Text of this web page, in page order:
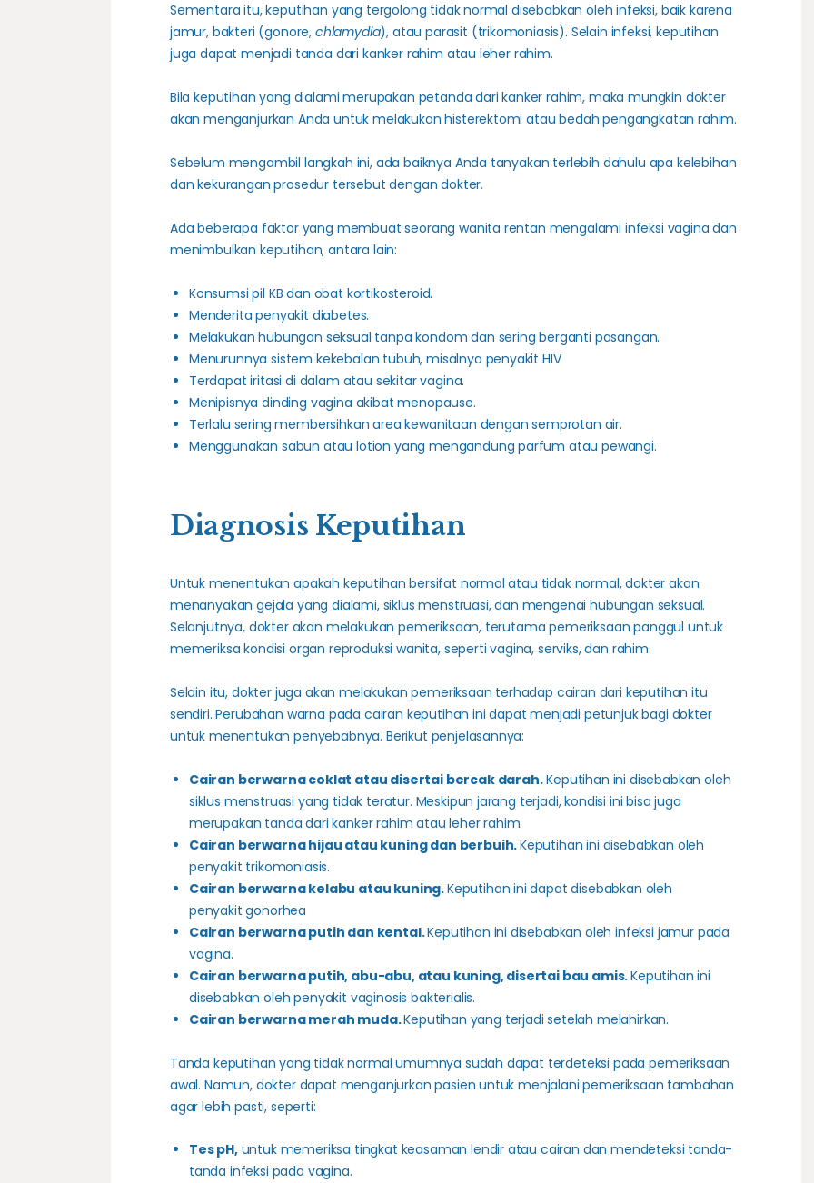
Sementara itu, keputihan yang tergolong tidak normal disebabkan oleh infeksi, baik karena
jamur, bakteri (gonore, chlamydia), atau parasit (trikomoniasis). Selain infeksi, keputihan
juga dapat menjadi tanda dari kanker rahim atau leher rahim.
Bila keputihan yang dialami merupakan petanda dari kanker rahim, maka mungkin dokter
akan menganjurkan Anda untuk melakukan histerektomi atau bedah pengangkatan rahim.
Sebelum mengambil langkah ini, ada baiknya Anda tanyakan terlebih dahulu apa kelebihan
dan kekurangan prosedur tersebut dengan dokter.
Ada beberapa faktor yang membuat seorang wanita rentan mengalami infeksi vagina dan
menimbulkan keputihan, antara lain:
Konsumsi pil KB dan obat kortikosteroid.
Menderita penyakit diabetes.
Melakukan hubungan seksual tanpa kondom dan sering berganti pasangan.
Menurunnya sistem kekebalan tubuh, misalnya penyakit HIV
Terdapat iritasi di dalam atau sekitar vagina.
Menipisnya dinding vagina akibat menopause.
Terlalu sering membersihkan area kewanitaan dengan semprotan air.
Menggunakan sabun atau lotion yang mengandung parfum atau pewangi.
Diagnosis Keputihan
Untuk menentukan apakah keputihan bersifat normal atau tidak normal, dokter akan
menanyakan gejala yang dialami, siklus menstruasi, dan mengenai hubungan seksual.
Selanjutnya, dokter akan melakukan pemeriksaan, terutama pemeriksaan panggul untuk
memeriksa kondisi organ reproduksi wanita, seperti vagina, serviks, dan rahim.
Selain itu, dokter juga akan melakukan pemeriksaan terhadap cairan dari keputihan itu
sendiri. Perubahan warna pada cairan keputihan ini dapat menjadi petunjuk bagi dokter
untuk menentukan penyebabnya. Berikut penjelasannya:
Cairan berwarna coklat atau disertai bercak darah.Keputihan ini disebabkan oleh
siklus menstruasi yang tidak teratur. Meskipun jarang terjadi, kondisi ini bisa juga
merupakan tanda dari kanker rahim atau leher rahim.
Cairan berwarna hijau atau kuning dan berbuih.Keputihan ini disebabkan oleh
penyakit trikomoniasis.
Cairan berwarna kelabu atau kuning.Keputihan ini dapat disebabkan oleh
penyakit gonorhea
Cairan berwarna putih dan kental.Keputihan ini disebabkan oleh infeksi jamur pada
vagina.
Cairan berwarna putih, abu-abu, atau kuning, disertai bau amis.Keputihan ini
disebabkan oleh penyakit vaginosis bakterialis.
Cairan berwarna merah muda.Keputihan yang terjadi setelah melahirkan.
Tanda keputihan yang tidak normal umumnya sudah dapat terdeteksi pada pemeriksaan
awal. Namun, dokter dapat menganjurkan pasien untuk menjalani pemeriksaan tambahan
agar lebih pasti, seperti:
Tes pH,untuk memeriksa tingkat keasaman lendir atau cairan dan mendeteksi tanda-
tanda infeksi pada vagina.